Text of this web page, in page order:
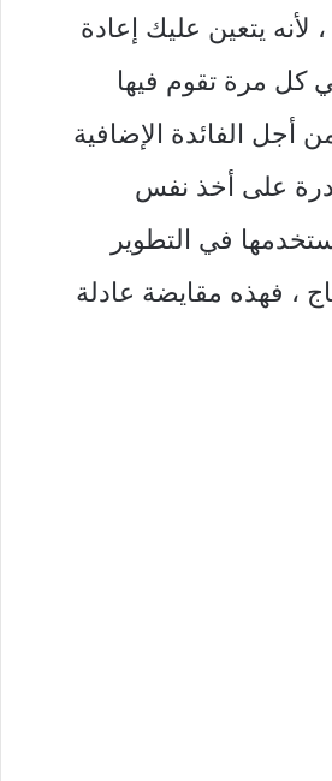
لأنه يتعين عليك إعادة
كل مرة تقوم فيها
أجل الفائدة الإضافية
على أخذ نفس
في التطوير
، فهذه مقايضة عادلة